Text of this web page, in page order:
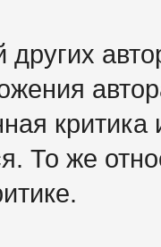
других
То же